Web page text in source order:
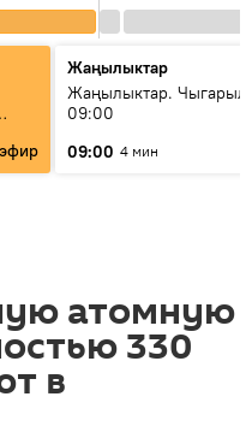
эфир
Жаңылыктар
Жаңылыктар.
09:00
09:00 4 мин
атомную
330
в